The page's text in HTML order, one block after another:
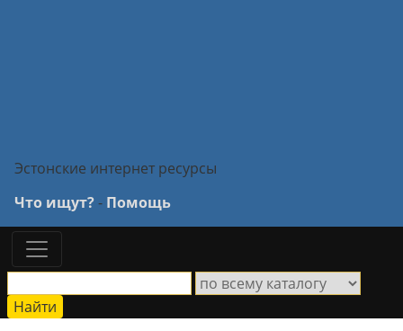
Эстонские интернет ресурсы
Что ищут?- Помощь